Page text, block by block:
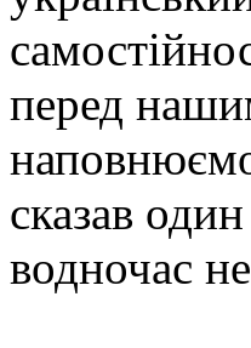
перед
сказав
водночас